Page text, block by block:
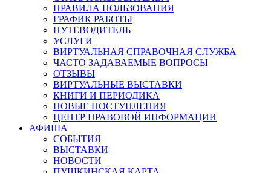
ПРАВИЛА ПОЛЬЗОВАНИЯ
ГРАФИК РАБОТЫ
ПУТЕВОДИТЕЛЬ
УСЛУГИ
ВИРТУАЛЬНАЯ СПРАВОЧНАЯ СЛУЖБА
ЧАСТО ЗАДАВАЕМЫЕ ВОПРОСЫ
ОТЗЫВЫ
ВИРТУАЛЬНЫЕ ВЫСТАВКИ
КНИГИ И ПЕРИОДИКА
НОВЫЕ ПОСТУПЛЕНИЯ
ЦЕНТР ПРАВОВОЙ ИНФОРМАЦИИ
АФИША
СОБЫТИЯ
ВЫСТАВКИ
НОВОСТИ